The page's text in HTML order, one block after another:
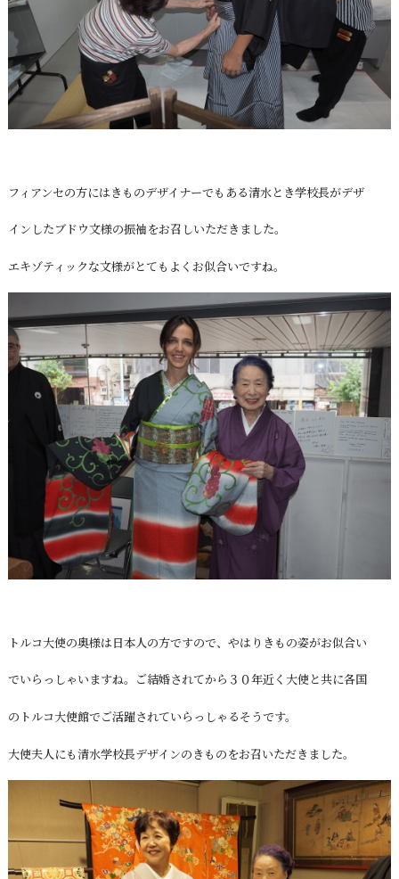
フィアンセの方にはきものデザイナーでもある清水とき学校長がデザ
インしたブドウ文様の振袖をお召しいただきました。
エキゾティックな文様がとてもよくお似合いですね。
トルコ大使の奥様は日本人の方ですので、やはりきもの姿がお似合い
でいらっしゃいますね。ご結婚されてから３０年近く大使と共に各国
のトルコ大使館でご活躍されていらっしゃるそうです。
大使夫人にも清水学校長デザインのきものをお召いただきました。